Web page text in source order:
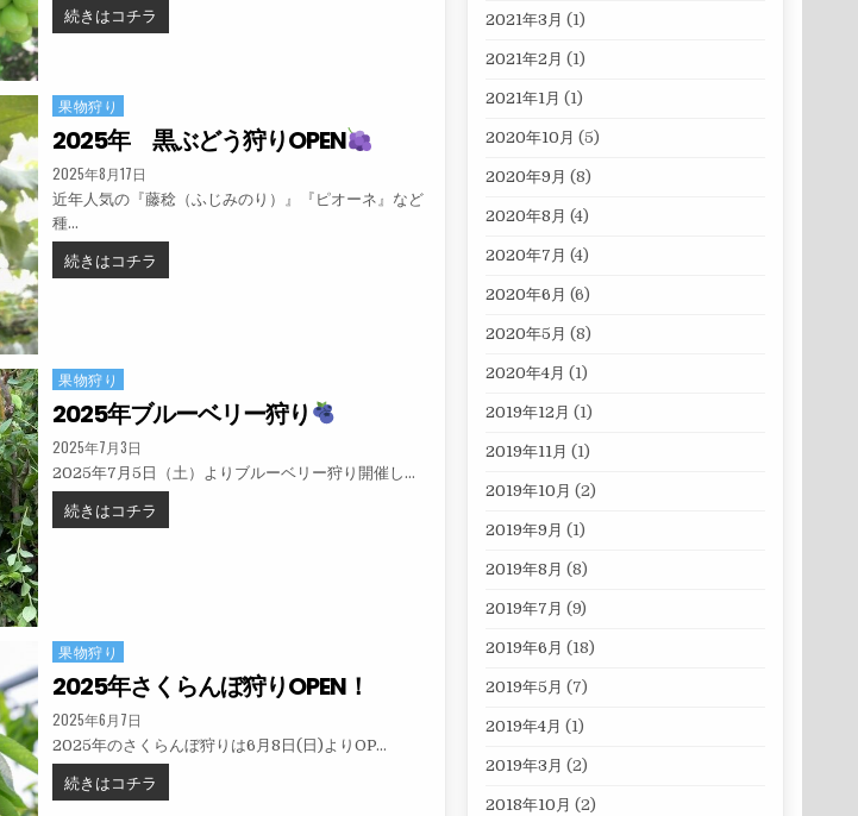
続きはコチラ
Posted in
果物狩り
2025年 黒ぶどう狩りOPEN
PUBLISHED DATE:
2025年8月17日
近年人気の『藤稔（ふじみのり）』『ピオーネ』など
種…
続きはコチラ
Posted in
果物狩り
2025年ブルーベリー狩り
PUBLISHED DATE:
2025年7月3日
2025年7月5日（土）よりブルーベリー狩り開催し…
続きはコチラ
Posted in
果物狩り
2025年さくらんぼ狩りOPEN！
PUBLISHED DATE:
2025年6月7日
2025年のさくらんぼ狩りは6月8日(日)よりOP…
続きはコチラ
2021年3月 (1)
2021年2月 (1)
2021年1月 (1)
2020年10月 (5)
2020年9月 (8)
2020年8月 (4)
2020年7月 (4)
2020年6月 (6)
2020年5月 (8)
2020年4月 (1)
2019年12月 (1)
2019年11月 (1)
2019年10月 (2)
2019年9月 (1)
2019年8月 (8)
2019年7月 (9)
2019年6月 (18)
2019年5月 (7)
2019年4月 (1)
2019年3月 (2)
2018年10月 (2)